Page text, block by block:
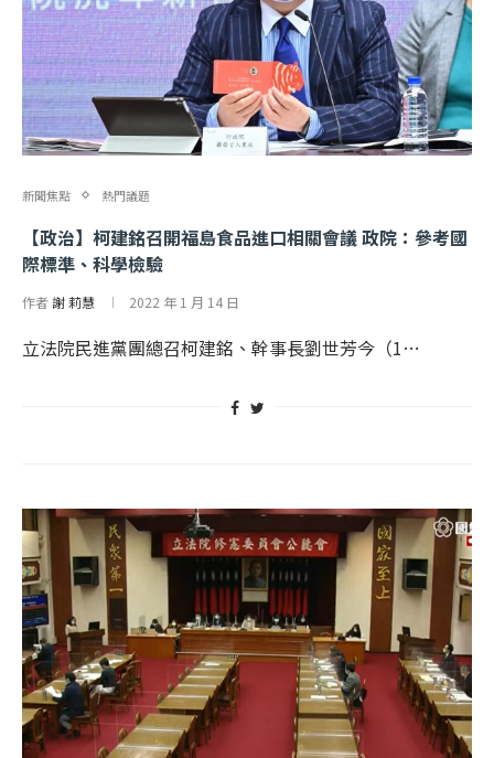
新聞焦點 熱門議題
【政治】柯建銘召開福島食品進口相關會議 政院：參考國
際標準、科學檢驗
作者謝 莉慧 2022 年 1 月 14 日
立法院民進黨團總召柯建銘、幹事長劉世芳今（1…